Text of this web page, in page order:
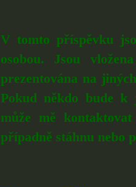
V tomto příspěvku
osobou. Jsou
prezentována na
Pokud někdo bude k
může mě
případně stáhnu nebo